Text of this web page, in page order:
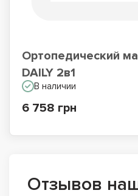
Ортопедический
DAILY 2в1
В наличии
6 758 грн
Отзывов